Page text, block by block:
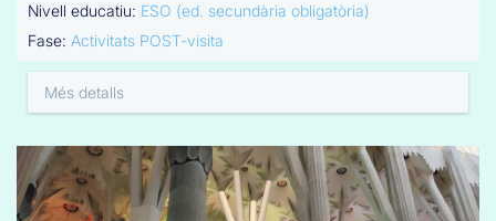
Nivell educatiu: ESO (ed. secundària obligatòria)
Fase: Activitats POST-visita
Més detalls